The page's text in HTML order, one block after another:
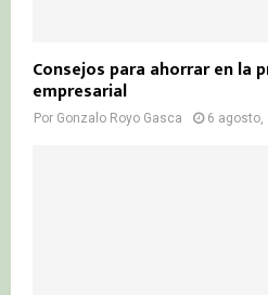
Consejos para ahorrar en la
empresarial
Por Gonzalo Royo Gasca 6 agosto,